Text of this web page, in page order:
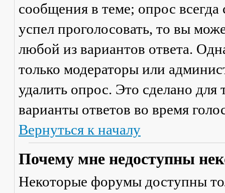
сообщения в теме; опрос
успел проголосовать, то вы
любой из вариантов ответа.
только модераторы или
удалить опрос. Это сделано для
варианты ответов во время
Вернуться к началу
Почему мне недоступны
Некоторые форумы доступны